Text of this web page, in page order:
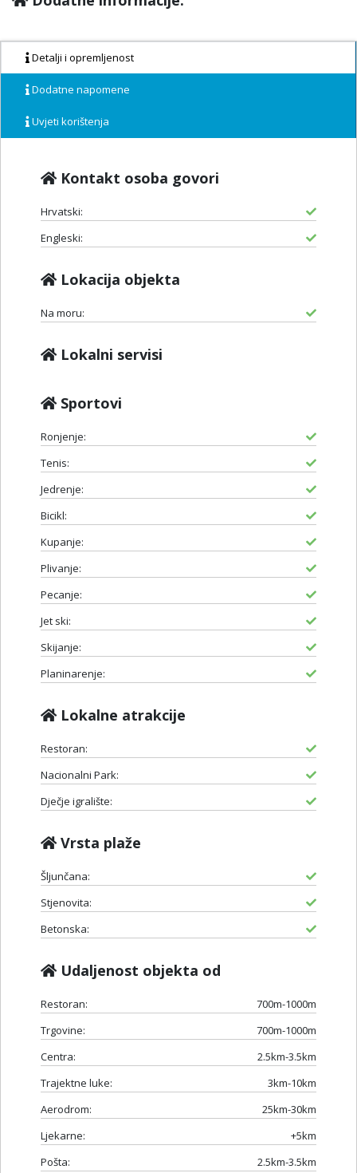
Detalji i opremljenost
Dodatne napomene
Uvjeti korištenja
Kontakt osoba govori
Hrvatski:
Engleski:
Lokacija objekta
Na moru:
Lokalni servisi
Sportovi
Ronjenje:
Tenis:
Jedrenje:
Bicikl:
Kupanje:
Plivanje:
Pecanje:
Jet ski:
Skijanje:
Planinarenje:
Lokalne atrakcije
Restoran:
Nacionalni Park:
Dječje igralište:
Vrsta plaže
Šljunčana:
Stjenovita:
Betonska:
Udaljenost objekta od
Restoran:
700m-1000m
Trgovine:
700m-1000m
Centra:
2.5km-3.5km
Trajektne luke:
3km-10km
Aerodrom:
25km-30km
Ljekarne:
+5km
Pošta:
2.5km-3.5km